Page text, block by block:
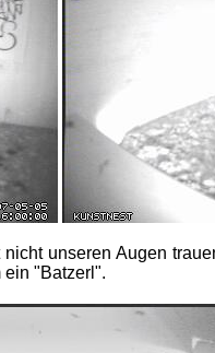
unseren Augen
ein "Batzerl".